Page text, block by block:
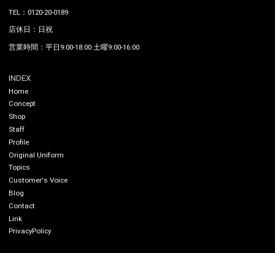
TEL：0120-20-0189
店休日：日祝
営業時間：平日9:00-18:00 土曜9:00-16:00
INDEX
Home
Concept
Shop
Staff
Profile
Original Uniform
Topics
Customer's Voice
Blog
Contact
Link
PrivacyPolicy